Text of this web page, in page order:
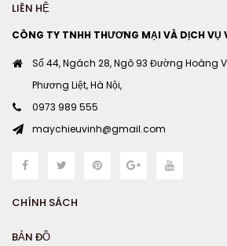
LIÊN HỆ
CÔNG TY TNHH THƯƠNG MẠI VÀ DỊCH VỤ
Số 44, Ngách 28, Ngõ 93 Đường Hoàng
Phương Liệt, Hà Nội,
0973 989 555
maychieuvinh@gmail.com
CHÍNH SÁCH
BẢN ĐỒ